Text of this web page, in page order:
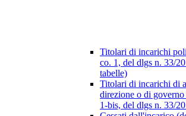
Titolari di incarichi
co. 1, del dlgs n. 33/
tabelle)
Titolari di incarichi di
direzione o di
1-bis, del dlgs n. 33/